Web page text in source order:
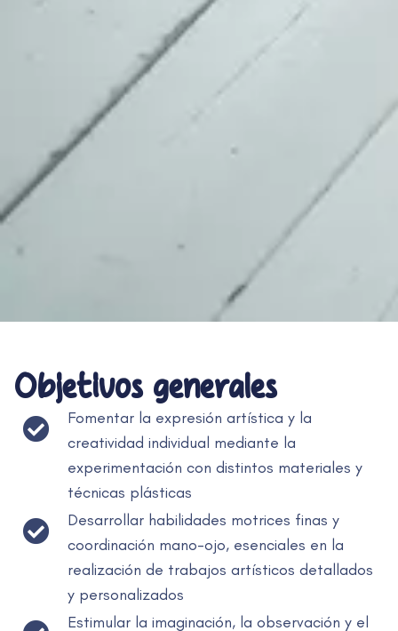
Objetivos generales
Fomentar la expresión artística y la
creatividad individual mediante la
experimentación con distintos materiales y
técnicas plásticas
Desarrollar habilidades motrices finas y
coordinación mano-ojo, esenciales en la
realización de trabajos artísticos detallados
y personalizados
Estimular la imaginación, la observación y el